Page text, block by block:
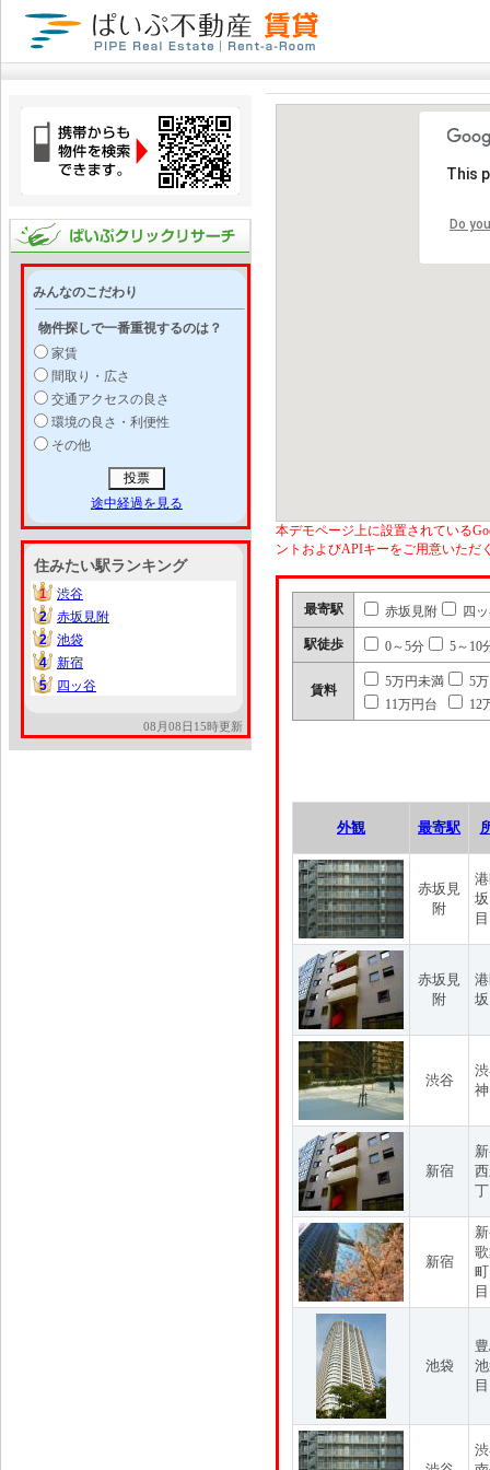
みんなのこだわり
物件探しで一番重視するのは？
家賃
間取り・広さ
交通アクセスの良さ
環境の良さ・利便性
その他
途中経過を見る
住みたい駅ランキング
1
1
渋谷
2
2
赤坂見附
2
2
池袋
4
4
新宿
5
5 四ッ谷
08月08日15時更新
This
Do
本デモページ上に設置されている
ントおよびAPIキーをご用意いただ
最寄駅 赤坂見附 四
駅徒歩 0～5分 5～10
賃料
5万円未満
5
11万円台
12
外観 最寄駅
赤坂見
附
目
赤坂見
附
渋谷
新宿
新宿
目
池袋
目